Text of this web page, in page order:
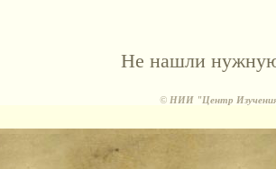
Не нашли
© НИИ "Центр Изучения